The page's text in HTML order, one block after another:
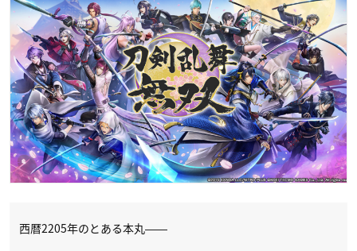
西暦2205年のとある本丸――